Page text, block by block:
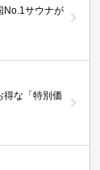
No.1サウナが
な「特別価